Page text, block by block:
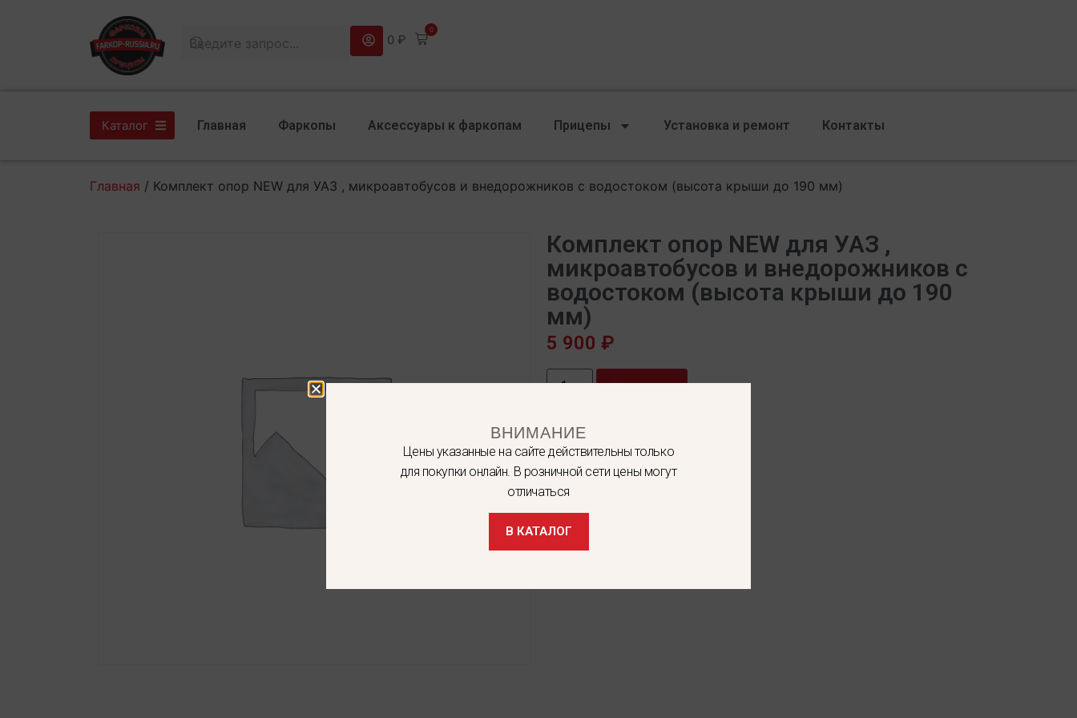
0 ₽
0
Каталог Главная Фаркопы Аксессуары к фаркопам Прицепы Установка и ремонт Контакты
Главная / Комплект опор NEW для УАЗ , микроавтобусов и внедорожников с водостоком (высота крыши до 190 мм)
Комплект опор NEW для УАЗ ,
микроавтобусов и внедорожников с
водостоком (высота крыши до 190
мм)
5 900 ₽
В корзину
ВНИМАНИЕ
Цены указанные на сайте действительны только
для покупки онлайн. В розничной сети цены могут
отличаться
В КАТАЛОГ